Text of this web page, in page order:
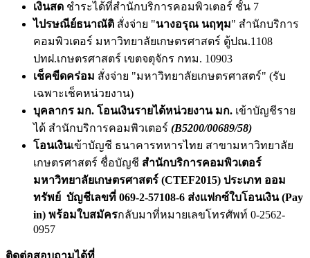
เงินสด ชำระได้ที่สำนักบริการคอมพิวเตอร์ ชั้น 7
ไปรษณีย์ธนาณัติ สั่งจ่าย "นางอรุณ นฤทุม" สำนักบริการ
คอมพิวเตอร์ มหาวิทยาลัยเกษตรศาสตร์ ตู้ปณ.1108
ปทฝ.เกษตรศาสตร์ เขตจตุจักร กทม. 10903
เช็คขีดคร่อม สั่งจ่าย "มหาวิทยาลัยเกษตรศาสตร์" (รับ
เฉพาะเช็คหน่วยงาน)
บุคลากร มก. โอนเงินรายได้หน่วยงาน มก. เข้าบัญชีราย
ได้ สำนักบริการคอมพิวเตอร์ (B5200/00689/58)
โอนเงินเข้าบัญชี ธนาคารทหารไทย สาขามหาวิทยาลัย
เกษตรศาสตร์ ชื่อบัญชี สำนักบริการคอมพิวเตอร์
มหาวิทยาลัยเกษตรศาสตร์ (CTEF2015) ประเภท ออม
ทรัพย์ บัญชีเลขที่ 069-2-57108-6 ส่งแฟกซ์ใบโอนเงิน (Pay
in) พร้อมใบสมัครกลับมาที่หมายเลขโทรศัพท์ 0-2562-
0957